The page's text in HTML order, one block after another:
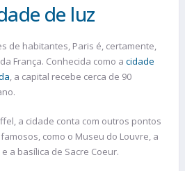
de luz
de habitantes, Paris é, certamente,
França. Conhecida como a cidade
, a capital recebe cerca de 90
a cidade conta com outros pontos
como o Museu do Louvre, a
a basílica de Sacre Coeur.